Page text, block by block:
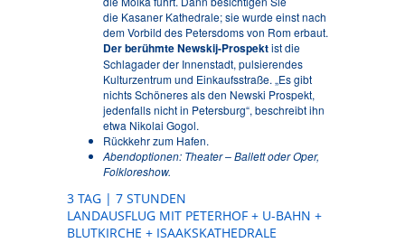
die Kasaner Kathedrale; sie wurde einst nach
dem Vorbild des Petersdoms von Rom erbaut.
Der berühmte Newskij-Prospektist die
Schlagader der Innenstadt, pulsierendes
Kulturzentrum und Einkaufsstraße. „Es gibt
nichts Schöneres als den Newski Prospekt,
jedenfalls nicht in Petersburg“, beschreibt ihn
etwa Nikolai Gogol.
Rückkehr zum Hafen.
Abendoptionen: Theater – Ballett oder Oper,
Folkloreshow.
3 TAG | 7 STUNDEN
LANDAUSFLUG MIT PETERHOF + U-BAHN +
BLUTKIRCHE + ISAAKSKATHEDRALE